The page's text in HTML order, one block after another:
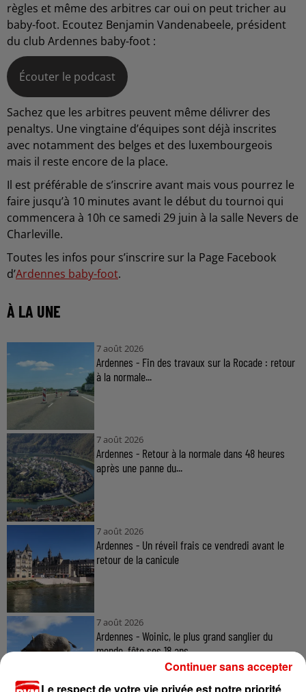
règles et même des arbitres car oui on peut tricher au
baby-foot. Ecoutez Benjamin Vandenabeele, président
du club Ardennes baby-foot :
Écouter le podcast
Sachez que les arbitres peuvent même délivrer des
penaltys. Une vingtaine d’équipes sont déjà inscrites
avec notamment des belges et des luxembourgeois
mais il reste encore de la place.
Il est préférable de s’inscrire avant mais vous pourrez le
faire jusqu’à 10 minutes avant le début du tournoi qui
commencera à 10h ce samedi 29 juin à la salle Nevers de
Charleville.
Toutes les infos pour s’inscrire sur la Page Facebook
d’Ardennes baby-foot.
À LA UNE
7 août 2026
Ardennes - Fin des travaux sur la Rocade : retour
à la normale...
7 août 2026
Ardennes - Retour à la normale dans 48 heures
après une panne du...
7 août 2026
Ardennes - Un réveil frais ce vendredi avant le
retour de la canicule
7 août 2026
Ardennes - Woinic, le plus grand sanglier du
monde, fête ses 18 ans
Le respect de votre vie privée est notre priorité
Continuer sans accepter